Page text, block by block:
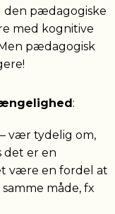
den pædagogiske
med kognitive
pædagogisk
:
– vær tydelig om,
det er en
være en fordel at
måde, fx